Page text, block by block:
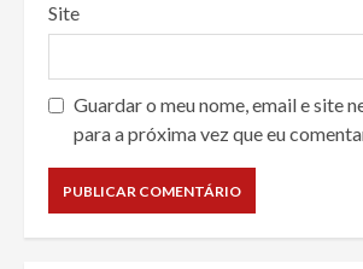
Site
Guardar o meu nome, email e site
para a próxima vez que eu